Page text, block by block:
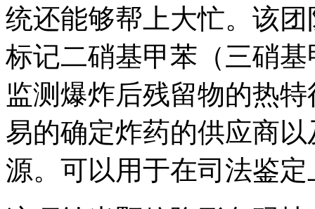
统还能够帮上大忙。该
标记二硝基甲苯（三硝
监测爆炸后残留物的热
易的确定炸药的供应商
源。可以用于在司法鉴